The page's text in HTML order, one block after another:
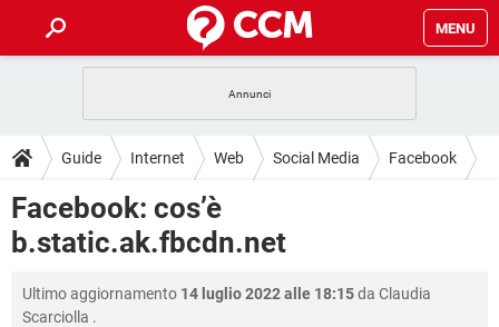
MENU
INTRATTENIMENTO ANDROID
iOS
INSTAGRAM WHATSAPP
HARDWARE
GUIDE
COVID-19
INTRATTENIMENTO
INSTAGRAM WHATSAPP
DOWNLOAD
COVID-19 GAMING
iOS
FORUM
COVID-19 GAMING
GLOSSARIO
Guide Internet Web Social Media Facebook
Facebook: cos’è
b.static.ak.fbcdn.net
Ultimo aggiornamento 14 luglio 2022 alle 18:15da Claudia
Scarciolla .